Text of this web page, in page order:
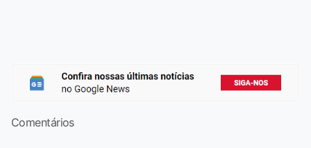
Comentários